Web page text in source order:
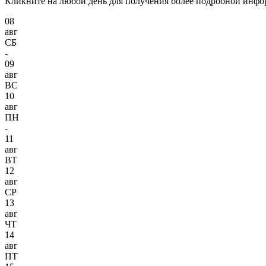
08
авг
СБ
-
09
авг
ВС
10
авг
ПН
-
11
авг
ВТ
12
авг
СР
13
авг
ЧТ
14
авг
ПТ